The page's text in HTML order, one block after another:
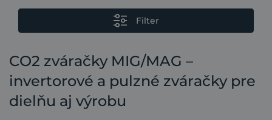
Filter
CO2 zváračky MIG/MAG –
invertorové a pulzné zváračky pre
dielňu aj výrobu